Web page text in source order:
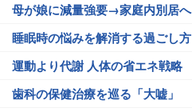
母が娘に減量強要→家庭内別居へ
睡眠時の悩みを解消する過ごし方
運動より代謝 人体の省エネ戦略
歯科の保健治療を巡る「大嘘」